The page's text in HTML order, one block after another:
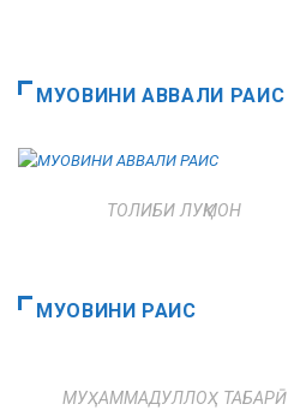
МУОВИНИ АВВАЛИ РАИС
ТОЛИБИ ЛУҚМОН
МУОВИНИ РАИС
МУҲАММАДУЛЛОҲ ТАБАРӢ